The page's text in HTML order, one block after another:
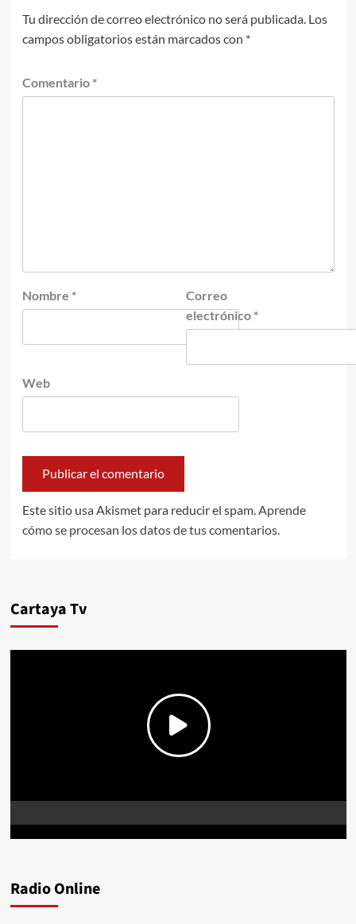
Tu dirección de correo electrónico no será publicada. Los
campos obligatorios están marcados con *
Comentario *
Nombre *
Correo
electrónico *
Web
Este sitio usa Akismet para reducir el spam. Aprende
cómo se procesan los datos de tus comentarios.
Cartaya Tv
Radio Online